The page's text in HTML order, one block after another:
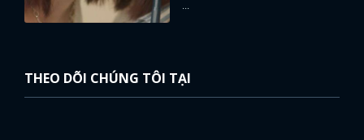
THEO DÕI CHÚNG TÔI TẠI